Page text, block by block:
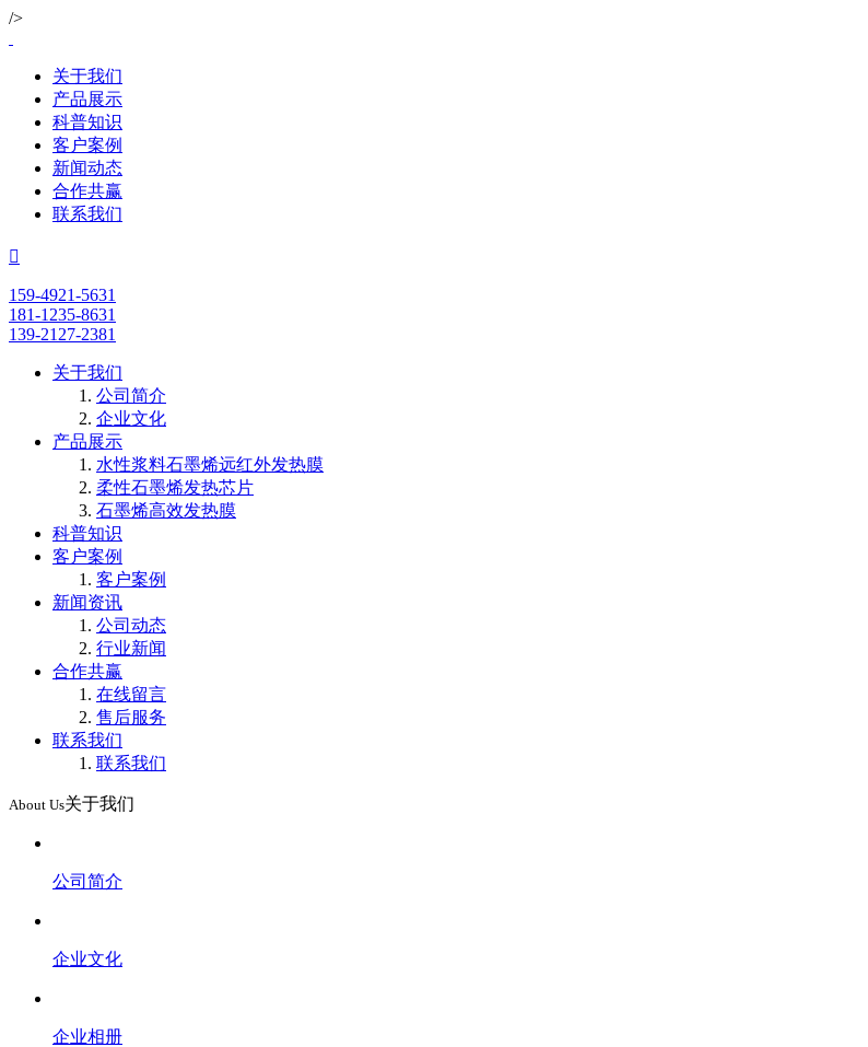
/>
关于我们
产品展示
科普知识
客户案例
新闻动态
合作共赢
联系我们

159-4921-5631
181-1235-8631
139-2127-2381
关于我们
公司简介
企业文化
产品展示
水性浆料石墨烯远红外发热膜
柔性石墨烯发热芯片
石墨烯高效发热膜
科普知识
客户案例
客户案例
新闻资讯
公司动态
行业新闻
合作共赢
在线留言
售后服务
联系我们
联系我们
About Us关于我们
公司简介
企业文化
企业相册